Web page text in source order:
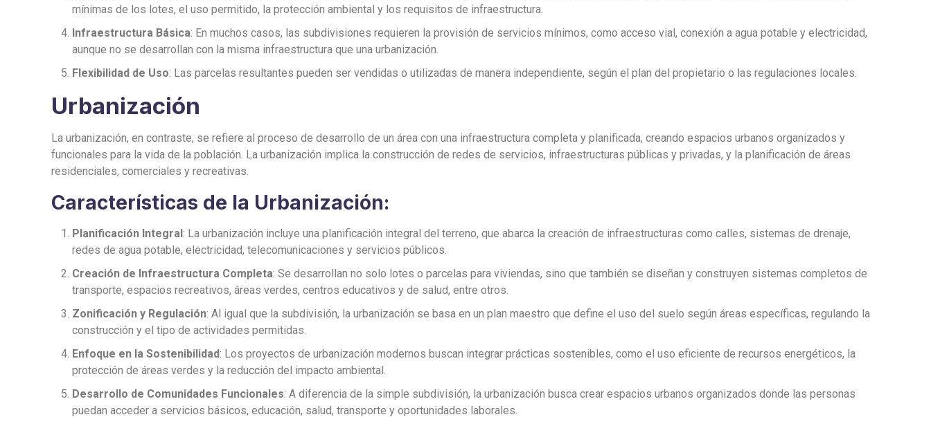
mínimas de los lotes, el uso permitido, la protección ambiental y los requisitos de infraestructura.
Infraestructura Básica: En muchos casos, las subdivisiones requieren la provisión de servicios mínimos, como acceso vial, conexión a agua potable y electricidad,
aunque no se desarrollan con la misma infraestructura que una urbanización.
Flexibilidad de Uso: Las parcelas resultantes pueden ser vendidas o utilizadas de manera independiente, según el plan del propietario o las regulaciones locales.
Urbanización
La urbanización, en contraste, se refiere al proceso de desarrollo de un área con una infraestructura completa y planificada, creando espacios urbanos organizados y
funcionales para la vida de la población. La urbanización implica la construcción de redes de servicios, infraestructuras públicas y privadas, y la planificación de áreas
residenciales, comerciales y recreativas.
Características de la Urbanización:
Planificación Integral: La urbanización incluye una planificación integral del terreno, que abarca la creación de infraestructuras como calles, sistemas de drenaje,
redes de agua potable, electricidad, telecomunicaciones y servicios públicos.
Creación de Infraestructura Completa: Se desarrollan no solo lotes o parcelas para viviendas, sino que también se diseñan y construyen sistemas completos de
transporte, espacios recreativos, áreas verdes, centros educativos y de salud, entre otros.
Zonificación y Regulación: Al igual que la subdivisión, la urbanización se basa en un plan maestro que define el uso del suelo según áreas específicas, regulando la
construcción y el tipo de actividades permitidas.
Enfoque en la Sostenibilidad: Los proyectos de urbanización modernos buscan integrar prácticas sostenibles, como el uso eficiente de recursos energéticos, la
protección de áreas verdes y la reducción del impacto ambiental.
Desarrollo de Comunidades Funcionales: A diferencia de la simple subdivisión, la urbanización busca crear espacios urbanos organizados donde las personas
puedan acceder a servicios básicos, educación, salud, transporte y oportunidades laborales.